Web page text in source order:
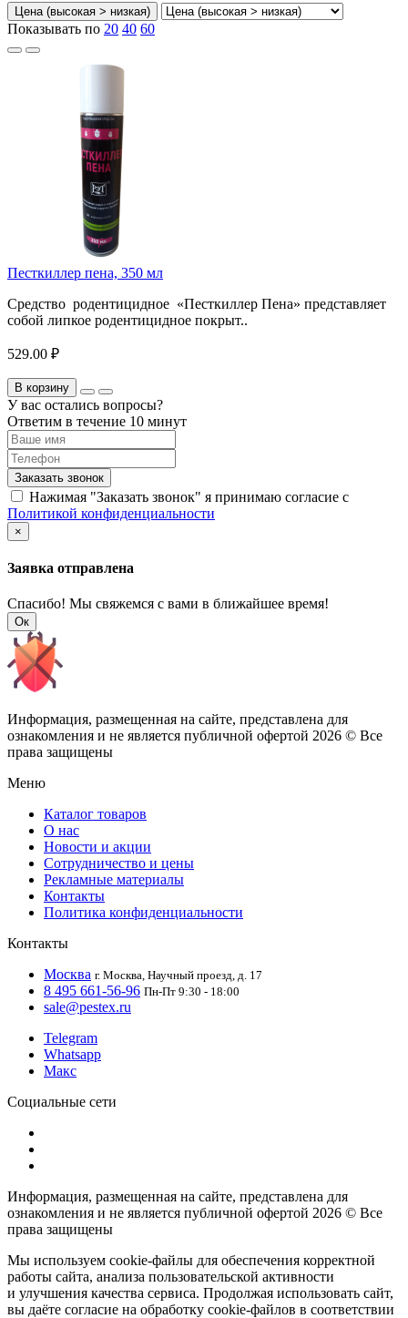
Цена (высокая > низкая)
Показывать по 20 40 60
Песткиллер пена, 350 мл
Средство родентицидное «Песткиллер Пена» представляет
собой липкое родентицидное покрыт..
529.00 ₽
В корзину
У вас остались вопросы?
Ответим в течение 10 минут
Заказать звонок
Нажимая "Заказать звонок" я принимаю согласие с
Политикой конфиденциальности
×
Заявка отправлена
Спасибо! Мы свяжемся с вами в ближайшее время!
Ок
Информация, размещенная на сайте, представлена для
ознакомления и не является публичной офертой 2026 © Все
права защищены
Меню
Каталог товаров
О нас
Новости и акции
Сотрудничество и цены
Рекламные материалы
Контакты
Политика конфиденциальности
Контакты
Москва г. Москва, Научный проезд, д. 17
8 495 661-56-96 Пн-Пт 9:30 - 18:00
sale@pestex.ru
Telegram
Whatsapp
Макс
Социальные сети
Информация, размещенная на сайте, представлена для
ознакомления и не является публичной офертой 2026 © Все
права защищены
Мы используем cookie-файлы для обеспечения корректной
работы сайта, анализа пользовательской активности
и улучшения качества сервиса. Продолжая использовать сайт,
вы даёте согласие на обработку cookie-файлов в соответствии